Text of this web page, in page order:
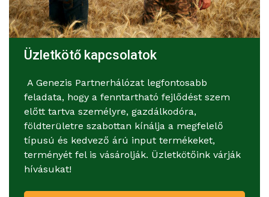
Üzletkötő kapcsolatok
A Genezis Partnerhálózat legfontosabb
feladata, hogy a fenntartható fejlődést szem
előtt tartva személyre, gazdálkodóra,
földterületre szabottan kínálja a megfelelő
típusú és kedvező árú input termékeket,
terményét fel is vásárolják. Üzletkötőink várják
hívásukat!